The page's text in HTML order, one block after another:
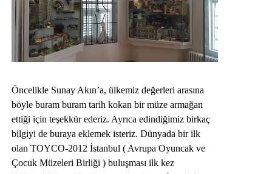
Öncelikle Sunay Akın’a, ülkemiz değerleri arasına
böyle buram buram tarih kokan bir müze armağan
ettiği için teşekkür ederiz. Ayrıca edindiğimiz birkaç
bilgiyi de buraya eklemek isteriz. Dünyada bir ilk
olan TOYCO-2012 İstanbul ( Avrupa Oyuncak ve
Çocuk Müzeleri Birliği ) buluşması ilk kez